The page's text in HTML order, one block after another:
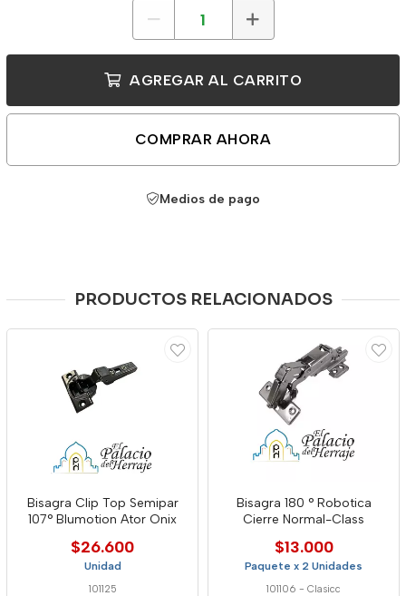
AGREGAR AL CARRITO
COMPRAR AHORA
Medios de pago
PRODUCTOS RELACIONADOS
Bisagra Clip Top Semipar
107° Blumotion Ator Onix
$26.600
Unidad
101125
Bisagra 180 ° Robotica
Cierre Normal-Class
$13.000
Paquete x 2 Unidades
101106 - Clasicc